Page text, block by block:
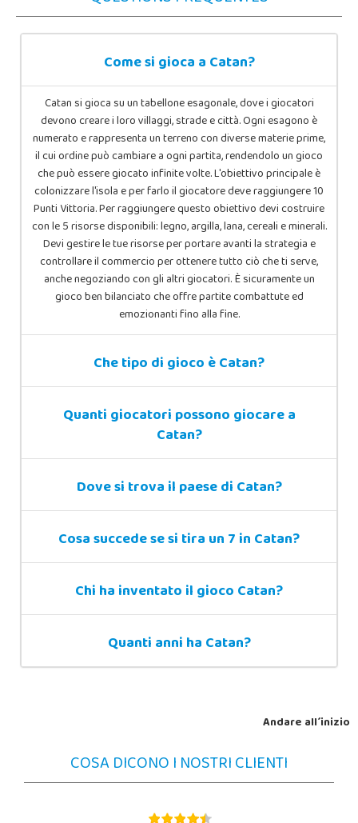
Come si gioca a Catan?
Catan si gioca su un tabellone esagonale, dove i giocatori
devono creare i loro villaggi, strade e città. Ogni esagono è
numerato e rappresenta un terreno con diverse materie prime,
il cui ordine può cambiare a ogni partita, rendendolo un gioco
che può essere giocato infinite volte. L'obiettivo principale è
colonizzare l'isola e per farlo il giocatore deve raggiungere 10
Punti Vittoria. Per raggiungere questo obiettivo devi costruire
con le 5 risorse disponibili: legno, argilla, lana, cereali e minerali.
Devi gestire le tue risorse per portare avanti la strategia e
controllare il commercio per ottenere tutto ciò che ti serve,
anche negoziando con gli altri giocatori. È sicuramente un
gioco ben bilanciato che offre partite combattute ed
emozionanti fino alla fine.
Che tipo di gioco è Catan?
Quanti giocatori possono giocare a
Catan?
Dove si trova il paese di Catan?
Cosa succede se si tira un 7 in Catan?
Chi ha inventato il gioco Catan?
Quanti anni ha Catan?
Andare all´inizio
COSA DICONO I NOSTRI CLIENTI